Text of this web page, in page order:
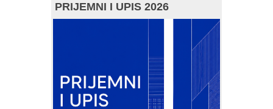
PRIJEMNI I UPIS 2026